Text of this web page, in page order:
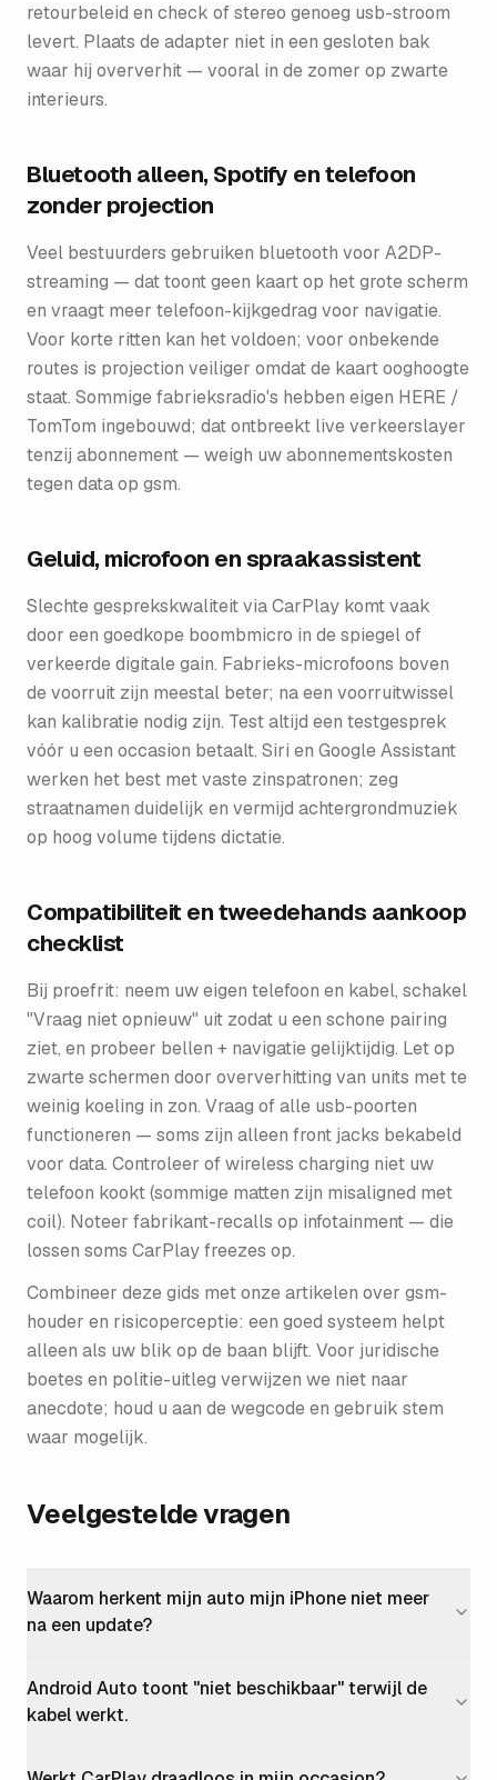
retourbeleid en check of stereo genoeg usb-stroom
levert. Plaats de adapter niet in een gesloten bak
waar hij oververhit — vooral in de zomer op zwarte
interieurs.
Bluetooth alleen, Spotify en telefoon
zonder projection
Veel bestuurders gebruiken bluetooth voor A2DP-
streaming — dat toont geen kaart op het grote scherm
en vraagt meer telefoon-kijkgedrag voor navigatie.
Voor korte ritten kan het voldoen; voor onbekende
routes is projection veiliger omdat de kaart ooghoogte
staat. Sommige fabrieksradio's hebben eigen HERE /
TomTom ingebouwd; dat ontbreekt live verkeerslayer
tenzij abonnement — weigh uw abonnementskosten
tegen data op gsm.
Geluid, microfoon en spraakassistent
Slechte gesprekskwaliteit via CarPlay komt vaak
door een goedkope boombmicro in de spiegel of
verkeerde digitale gain. Fabrieks-microfoons boven
de voorruit zijn meestal beter; na een voorruitwissel
kan kalibratie nodig zijn. Test altijd een testgesprek
vóór u een occasion betaalt. Siri en Google Assistant
werken het best met vaste zinspatronen; zeg
straatnamen duidelijk en vermijd achtergrondmuziek
op hoog volume tijdens dictatie.
Compatibiliteit en tweedehands aankoop
checklist
Bij proefrit: neem uw eigen telefoon en kabel, schakel
"Vraag niet opnieuw" uit zodat u een schone pairing
ziet, en probeer bellen + navigatie gelijktijdig. Let op
zwarte schermen door oververhitting van units met te
weinig koeling in zon. Vraag of alle usb-poorten
functioneren — soms zijn alleen front jacks bekabeld
voor data. Controleer of wireless charging niet uw
telefoon kookt (sommige matten zijn misaligned met
coil). Noteer fabrikant-recalls op infotainment — die
lossen soms CarPlay freezes op.
Combineer deze gids met onze artikelen over gsm-
houder en risicoperceptie: een goed systeem helpt
alleen als uw blik op de baan blijft. Voor juridische
boetes en politie-uitleg verwijzen we niet naar
anecdote; houd u aan de wegcode en gebruik stem
waar mogelijk.
Veelgestelde vragen
Waarom herkent mijn auto mijn iPhone niet meer
na een update?
Android Auto toont "niet beschikbaar" terwijl de
kabel werkt.